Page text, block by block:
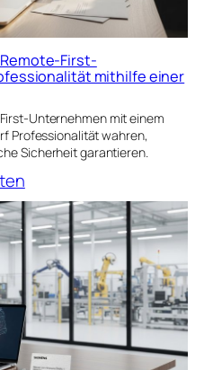
First-
mithilfe einer
Unternehmen mit einem
Professionalität wahren,
Sicherheit garantieren.